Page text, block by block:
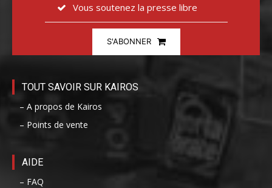
Vous soutenez la presse libre
S'ABONNER
TOUT SAVOIR SUR KAIROS
– A propos de Kairos
– Points de vente
AIDE
– FAQ